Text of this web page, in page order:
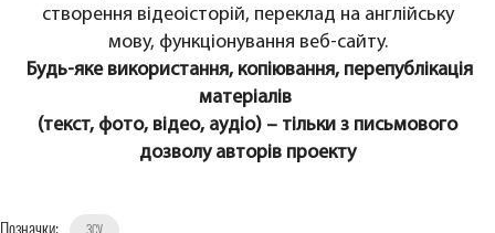
створення відеоісторій, переклад на англійську
мову, функціонування веб-сайту.
Будь-яке використання, копіювання, перепублікація
матеріалів
(текст, фото, відео, аудіо) – тільки з письмового
дозволу авторів проекту